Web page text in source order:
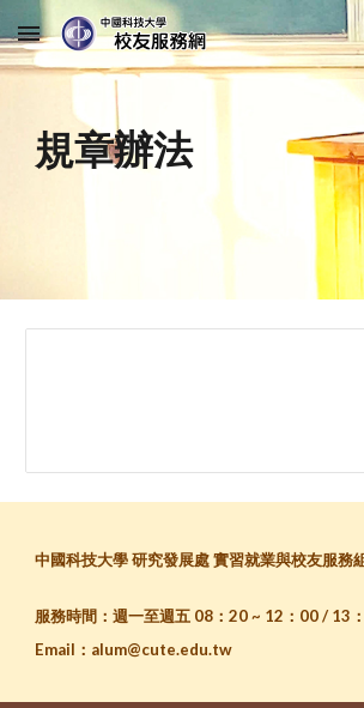
Skip to main content
規章辦法
中國科技大學 研究發展處 實習就業與校友服務
服務時間：週一至週五 08：20 ~ 12：00 / 13
Email ： alum@cute.edu.tw